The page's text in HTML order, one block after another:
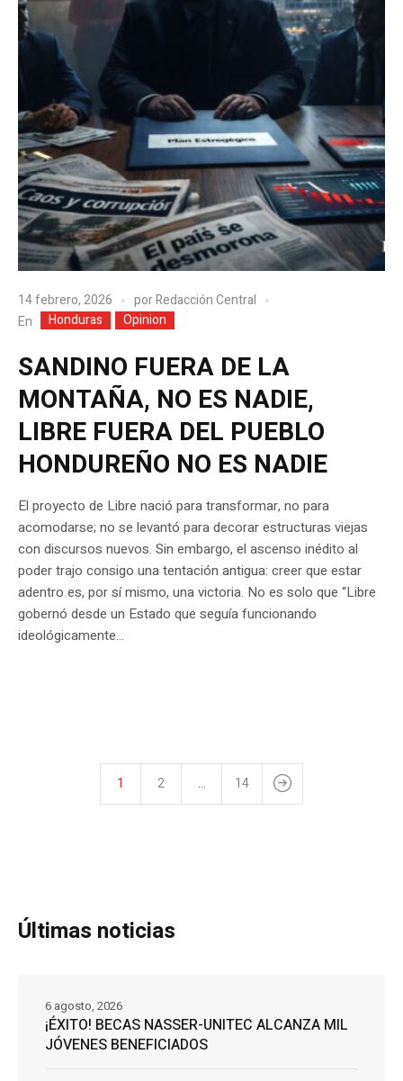
14 febrero, 2026 porRedacción Central
En
Honduras Opinion
SANDINO FUERA DE LA
MONTAÑA, NO ES NADIE,
LIBRE FUERA DEL PUEBLO
HONDUREÑO NO ES NADIE
El proyecto de Libre nació para transformar, no para
acomodarse; no se levantó para decorar estructuras viejas
con discursos nuevos. Sin embargo, el ascenso inédito al
poder trajo consigo una tentación antigua: creer que estar
adentro es, por sí mismo, una victoria. No es solo que “Libre
gobernó desde un Estado que seguía funcionando
ideológicamente...
1 2 … 14
Últimas noticias
¡ÉXITO! BECAS NASSER-UNITEC ALCANZA MIL
JÓVENES BENEFICIADOS
6 agosto, 2026